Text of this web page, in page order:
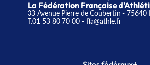
La Fédération Française
33 Avenue Pierre de Coubertin - 75640
T.01 53 80 70 00- ffa@athle.fr